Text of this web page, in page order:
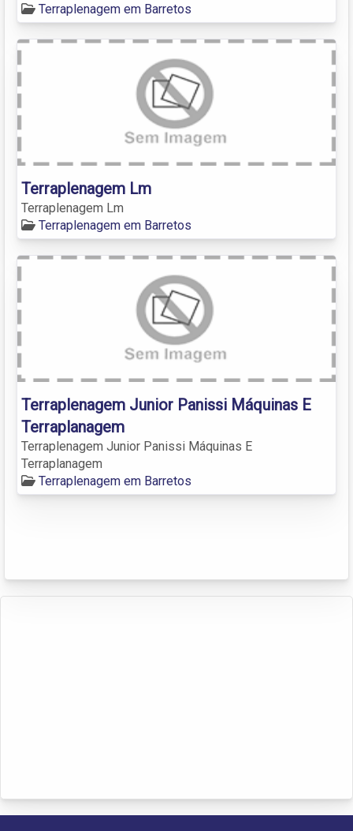
Terraplenagem em Barretos
Terraplenagem Lm
Terraplenagem Lm
Terraplenagem em Barretos
Terraplenagem Junior Panissi Máquinas E
Terraplanagem
Terraplenagem Junior Panissi Máquinas E
Terraplanagem
Terraplenagem em Barretos